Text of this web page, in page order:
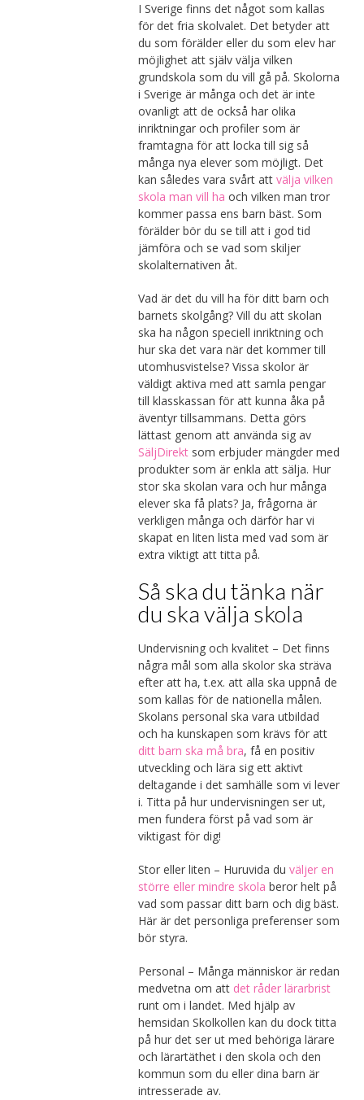
I Sverige finns det något som kallas
för det fria skolvalet. Det betyder att
du som förälder eller du som elev har
möjlighet att själv välja vilken
grundskola som du vill gå på. Skolorna
i Sverige är många och det är inte
ovanligt att de också har olika
inriktningar och profiler som är
framtagna för att locka till sig så
många nya elever som möjligt. Det
kan således vara svårt att välja vilken
skola man vill ha och vilken man tror
kommer passa ens barn bäst. Som
förälder bör du se till att i god tid
jämföra och se vad som skiljer
skolalternativen åt.
Vad är det du vill ha för ditt barn och
barnets skolgång? Vill du att skolan
ska ha någon speciell inriktning och
hur ska det vara när det kommer till
utomhusvistelse? Vissa skolor är
väldigt aktiva med att samla pengar
till klasskassan för att kunna åka på
äventyr tillsammans. Detta görs
lättast genom att använda sig av
SäljDirektsom erbjuder mängder med
produkter som är enkla att sälja. Hur
stor ska skolan vara och hur många
elever ska få plats? Ja, frågorna är
verkligen många och därför har vi
skapat en liten lista med vad som är
extra viktigt att titta på.
Så ska du tänka när
du ska välja skola
Undervisning och kvalitet – Det finns
några mål som alla skolor ska sträva
efter att ha, t.ex. att alla ska uppnå de
som kallas för de nationella målen.
Skolans personal ska vara utbildad
och ha kunskapen som krävs för att
ditt barn ska må bra, få en positiv
utveckling och lära sig ett aktivt
deltagande i det samhälle som vi lever
i. Titta på hur undervisningen ser ut,
men fundera först på vad som är
viktigast för dig!
Stor eller liten – Huruvida du väljer en
större eller mindre skola beror helt på
vad som passar ditt barn och dig bäst.
Här är det personliga preferenser som
bör styra.
Personal – Många människor är redan
medvetna om att det råder lärarbrist
runt om i landet. Med hjälp av
hemsidan Skolkollen kan du dock titta
på hur det ser ut med behöriga lärare
och lärartäthet i den skola och den
kommun som du eller dina barn är
intresserade av.